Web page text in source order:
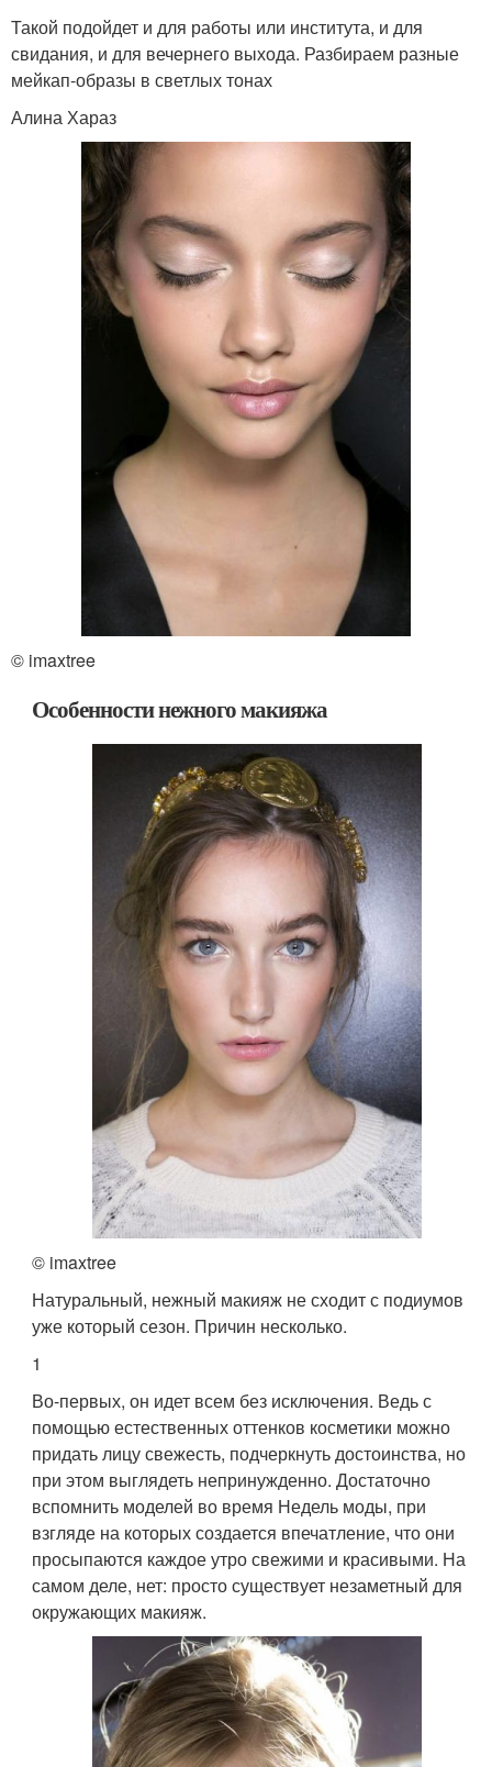
Такой подойдет и для работы или института, и для
свидания, и для вечернего выхода. Разбираем разные
мейкап-образы в светлых тонах
Алина Хараз
© imaxtree
Особенности нежного макияжа
© imaxtree
Натуральный, нежный макияж не сходит с подиумов
уже который сезон. Причин несколько.
1
Во-первых, он идет всем без исключения. Ведь с
помощью естественных оттенков косметики можно
придать лицу свежесть, подчеркнуть достоинства, но
при этом выглядеть непринужденно. Достаточно
вспомнить моделей во время Недель моды, при
взгляде на которых создается впечатление, что они
просыпаются каждое утро свежими и красивыми. На
самом деле, нет: просто существует незаметный для
окружающих макияж.